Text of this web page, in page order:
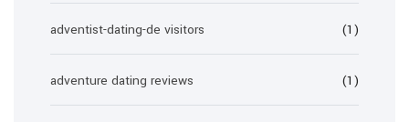
adventist-dating-de visitors (1)
adventure dating reviews (1)